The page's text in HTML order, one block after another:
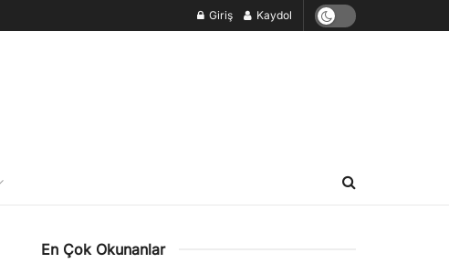
Giriş Kaydol
En Çok Okunanlar